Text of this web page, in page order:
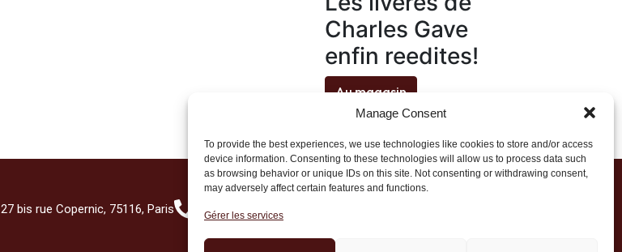
Manage Consent
To provide the best experiences, we use technologies like cookies to store and/or access
device information. Consenting to these technologies will allow us to process data such
as browsing behavior or unique IDs on this site. Not consenting or withdrawing consent,
may adversely affect certain features and functions.
Gérer les services
Charles Gave
enfin reedites!
Au magasin
27 bis rue Copernic, 75116, Paris +33 (0)1 71 20 45 39